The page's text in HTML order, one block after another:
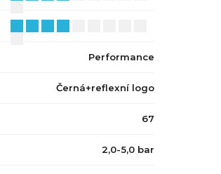
Performance
Černá+reflexní logo
67
2,0-5,0 bar